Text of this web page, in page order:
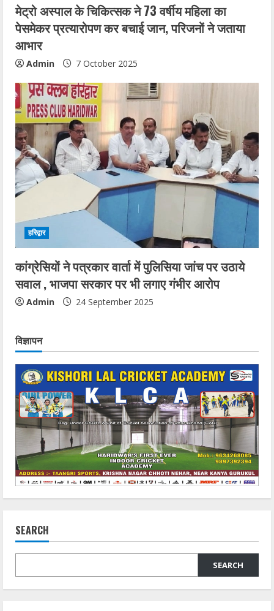
मेट्रो अस्पाल के चिकित्सक ने 73 वर्षीय महिला का
पेसमेकर प्रत्यारोपण कर बचाई जान, परिजनों ने जताया
आभार
Admin 7 October 2025
हरिद्वार
कांग्रेसियों ने पत्रकार वार्ता में पुलिसिया जांच पर उठाये
सवाल , भाजपा सरकार पर भी लगाए गंभीर आरोप
Admin 24 September 2025
विज्ञापन
SEARCH
SEARCH